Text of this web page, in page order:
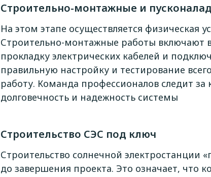
Строительно-монтажные и
На этом этапе осуществляется физическая
Строительно-монтажные работы включают
прокладку электрических кабелей и
правильную настройку и тестирование
работу. Команда профессионалов следит
долговечность и надежность системы
Строительство СЭС под ключ
Строительство солнечной электростанции
до завершения проекта. Это означает, что